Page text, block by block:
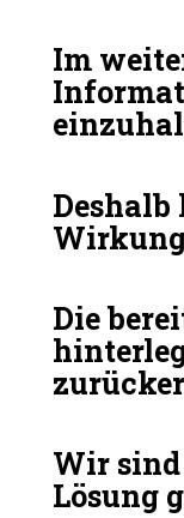
Im
Die
Wir
Lösung